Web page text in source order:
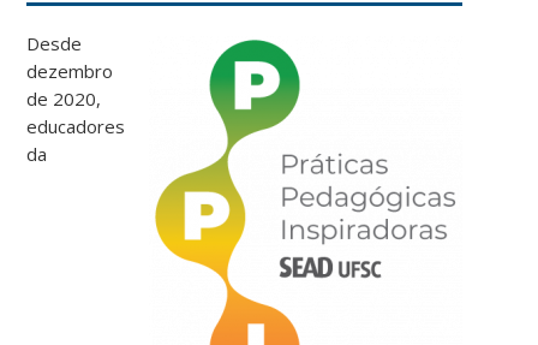
Desde
dezembro
de 2020,
educadores
da